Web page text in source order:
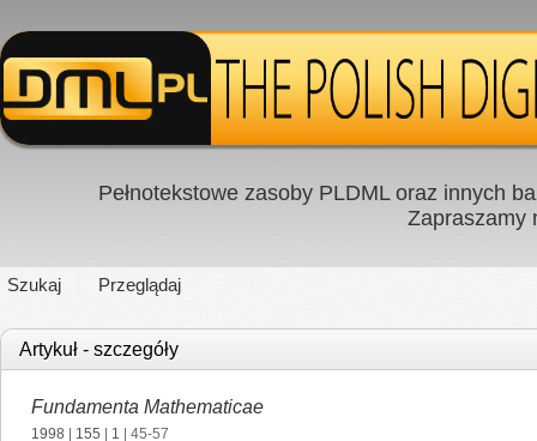
Pełnotekstowe zasoby PLDML oraz innych
Zapraszamy
Szukaj Przeglądaj
Artykuł - szczegóły
Fundamenta Mathematicae
1998 155 1 | 45-57